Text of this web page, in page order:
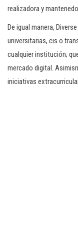
realizadora y
De igual manera,
universitarias, cis o
cualquier institución;
mercado digital.
iniciativas